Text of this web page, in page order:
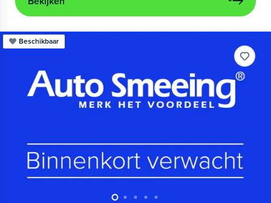
Beschikbaar